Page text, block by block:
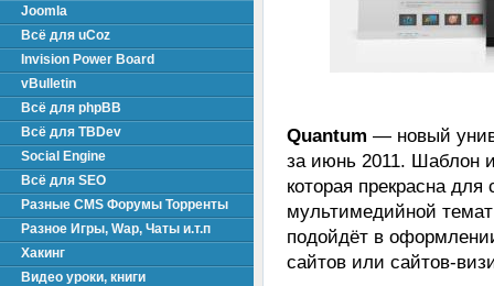
Quantum — новый
за июнь 2011. Шаблон
которая прекрасна
мультимедийной
подойдёт в
сайтов или сайтов-
Joomla
Всё для uCoz
Invision Power Board
vBulletin
Всё для phpBB
Всё для TBDev
Social Engine
Всё для SEO
Разные CMS Форумы Торренты
Разное Игры, Wap, Чаты и.т.п
Хакинг
Видео уроки, книги